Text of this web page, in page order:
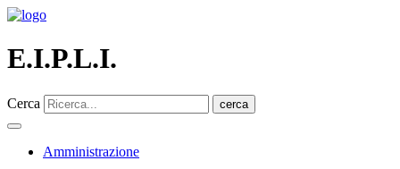
E.I.P.L.I.
Cerca cerca
Amministrazione